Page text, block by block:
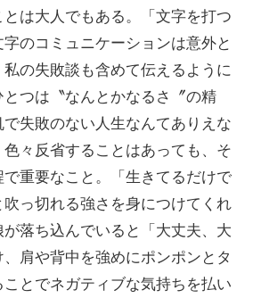
は大人でもある。「文字を打つ
のコミュニケーションは意外と
の失敗談も含めて伝えるように
とつは〝なんとかなるさ〞の精
失敗のない人生なんてありえな
々反省することはあっても、そ
重要なこと。「生きてるだけで
っ切れる強さを身につけてくれ
落ち込んでいると「大丈夫、大
肩や背中を強めにポンポンとタ
とでネガティブな気持ちを払い